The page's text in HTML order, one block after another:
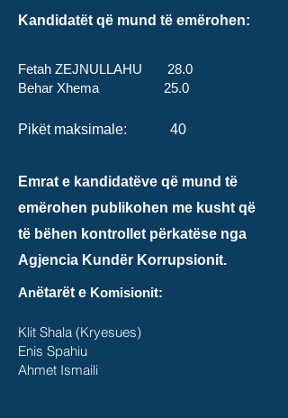
Kandidatët që mund të emërohen:
Fetah ZEJNULLAHU 28.0
Behar Xhema 25.0
Pikët maksimale: 40
Emrat e kandidatëve që mund të
emërohen publikohen me kusht që
të bëhen kontrollet përkatëse nga
Agjencia Kundër Korrupsionit.
Anëtarët e Komisionit:
Klit Shala (Kryesues)
Enis Spahiu
Ahmet Ismaili